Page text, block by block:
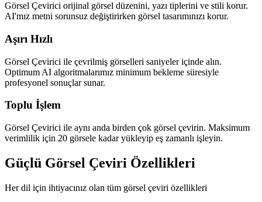
Görsel Çevirici orijinal görsel düzenini, yazı tiplerini ve stili korur.
AI'mız metni sorunsuz değiştirirken görsel tasarımınızı korur.
Aşırı Hızlı
Görsel Çevirici ile çevrilmiş görselleri saniyeler içinde alın.
Optimum AI algoritmalarımız minimum bekleme süresiyle
profesyonel sonuçlar sunar.
Toplu İşlem
Görsel Çevirici ile aynı anda birden çok görsel çevirin. Maksimum
verimlilik için 20 görsele kadar yükleyip eş zamanlı işleyin.
Güçlü Görsel Çeviri Özellikleri
Her dil için ihtiyacınız olan tüm görsel çeviri özellikleri